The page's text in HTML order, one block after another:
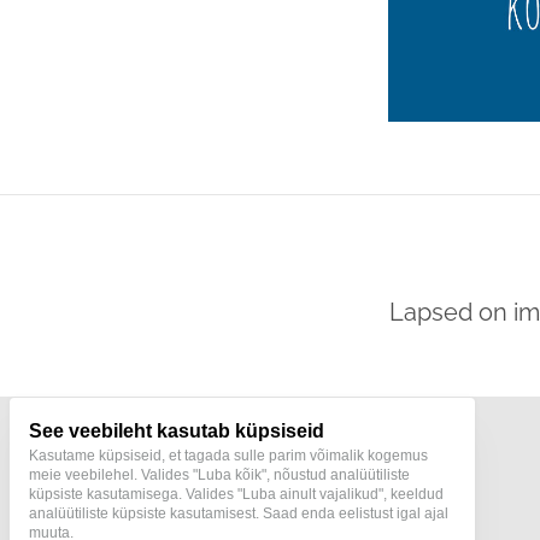
Lapsed on
See veebileht kasutab küpsiseid
Kasutame küpsiseid, et tagada sulle parim võimalik kogemus
meie veebilehel. Valides "Luba kõik", nõustud analüütiliste
küpsiste kasutamisega. Valides "Luba ainult vajalikud", keeldud
analüütiliste küpsiste kasutamisest. Saad enda eelistust igal ajal
muuta.